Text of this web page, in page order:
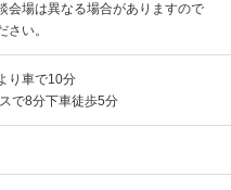
会場は異なる場合がありますので
い。
り車で10分
で8分下車徒歩5分